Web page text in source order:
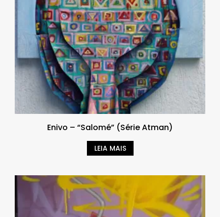
Enivo – “Salomé” (Série Atman)
LEIA MAIS